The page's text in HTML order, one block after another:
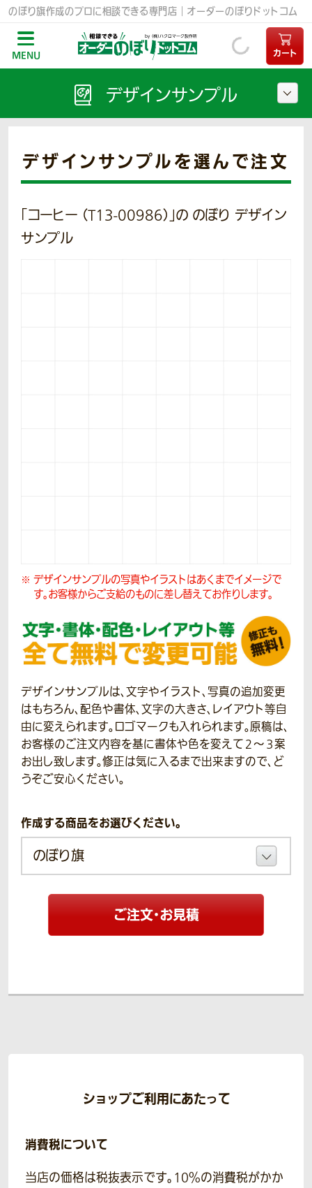
のぼり旗作成のプロに相談できる専門店｜オーダーのぼりドットコム
MENU カート
デザインサンプルを選んで注文
「コーヒー （T13-00986）」の のぼり デザイン
サンプル
デザインサンプルの写真やイラストはあくまでイメージで
す。お客様からご支給のものに差し替えてお作りします。
デザインサンプルは、文字やイラスト、写真の追加変更
はもちろん、配色や書体、文字の大きさ、レイアウト等自
由に変えられます。ロゴマークも入れられます。原稿は、
お客様のご注文内容を基に書体や色を変えて２～３案
お出し致します。修正は気に入るまで出来ますので、ど
うぞご安心ください。
作成する商品をお選びください。
ご注文・お見積
デザインサンプル
ショップご利用にあたって
消費税について
当店の価格は税抜表示です。10％の消費税がかか